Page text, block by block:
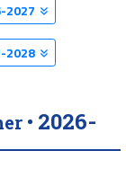
2027
2028
• 2026-